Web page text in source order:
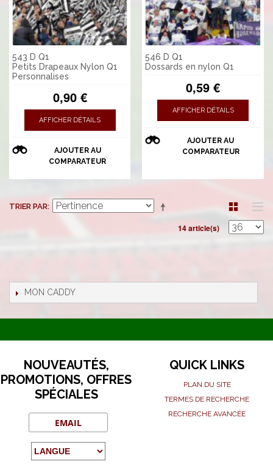
543 D Q1
Petits Drapeaux Nylon Q1
Personnalises
0,90 €
AFFICHER DÉTAILS
AJOUTER AU
COMPARATEUR
546 D Q1
Dossards en nylon Q1
0,59 €
AFFICHER DÉTAILS
AJOUTER AU
COMPARATEUR
TRIER PAR
14 article(s)
MON CADDY
NOUVEAUTÉS,
PROMOTIONS, OFFRES
SPÉCIALES
QUICK LINKS
PLAN DU SITE
TERMES DE RECHERCHE
RECHERCHE AVANCÉE